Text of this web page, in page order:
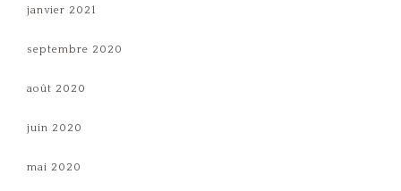
janvier 2021
septembre 2020
août 2020
juin 2020
mai 2020